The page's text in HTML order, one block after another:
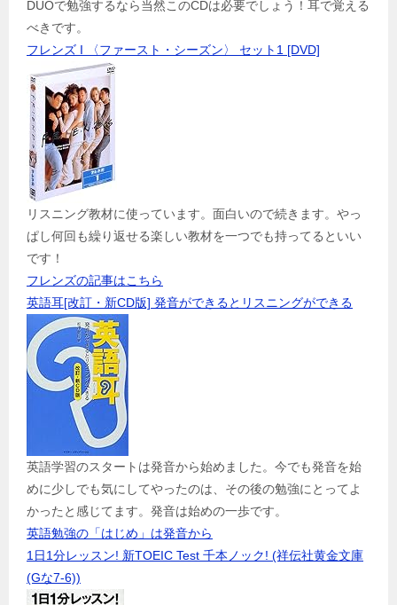
DUOで勉強するなら当然このCDは必要でしょう！耳で覚える
べきです。
フレンズ I 〈ファースト・シーズン〉 セット1 [DVD]
リスニング教材に使っています。面白いので続きます。やっ
ぱし何回も繰り返せる楽しい教材を一つでも持ってるといい
です！
フレンズの記事はこちら
英語耳[改訂・新CD版] 発音ができるとリスニングができる
英語学習のスタートは発音から始めました。今でも発音を始
めに少しでも気にしてやったのは、その後の勉強にとってよ
かったと感じてます。発音は始めの一歩です。
英語勉強の「はじめ」は発音から
1日1分レッスン! 新TOEIC Test 千本ノック! (祥伝社黄金文庫
(Gな7-6))